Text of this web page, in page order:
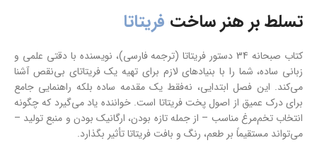
تسلط بر هنر ساخت فریتاتا
کتاب صبحانه 34 دستور فریتاتا (ترجمه فارسی)، نویسنده با دقتی علمی و
زبانی ساده، شما را با بنیادهای لازم برای تهیه یک فریتاتای بی‌نقص آشنا
می‌کند. این فصل ابتدایی، نه‌فقط یک مقدمه ساده بلکه راهنمایی جامع
برای درک عمیق از اصول پخت فریتاتا است. خواننده یاد می‌گیرد که چگونه
انتخاب تخم‌مرغ مناسب – از جمله تازه بودن، ارگانیک بودن و منبع تولید –
می‌تواند مستقیماً بر طعم، رنگ و بافت فریتاتا تأثیر بگذارد.